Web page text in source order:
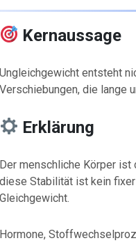
Kernaussage
Ungleichgewicht entsteht
Verschiebungen, die lange
Erklärung
Der menschliche Körper ist
diese Stabilität ist kein
Gleichgewicht.
Hormone,